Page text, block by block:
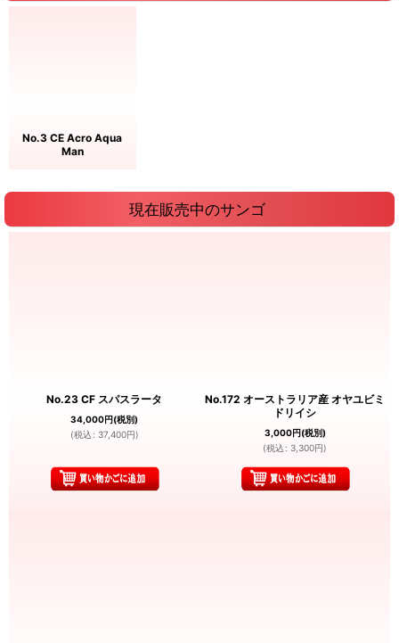
No.3 CE Acro Aqua
Man
現在販売中のサンゴ
No.23 CF スパスラータ
34,000円(税別)
(税込 : 37,400円)
No.172 オーストラリア産 オヤユビミ
ドリイシ
3,000円(税別)
(税込 : 3,300円)